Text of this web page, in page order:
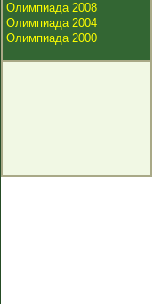
Олимпиада 2008
Олимпиада 2004
Олимпиада 2000